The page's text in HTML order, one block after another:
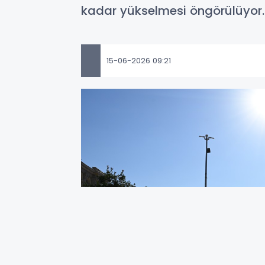
kadar yükselmesi öngörülüyor.
15-06-2026 09:21